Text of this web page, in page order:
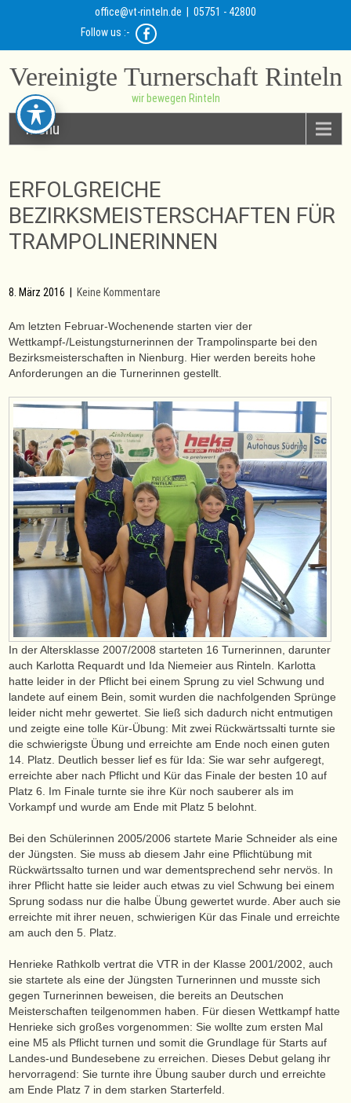
office@vt-rinteln.de | 05751 - 42800
Follow us :-
Vereinigte Turnerschaft Rinteln
wir bewegen Rinteln
Menu
ERFOLGREICHE
BEZIRKSMEISTERSCHAFTEN FÜR
TRAMPOLINERINNEN
8. März 2016 Keine Kommentare
Am letzten Februar-Wochenende starten vier der
Wettkampf-/Leistungsturnerinnen der Trampolinsparte bei den
Bezirksmeisterschaften in Nienburg. Hier werden bereits hohe
Anforderungen an die Turnerinnen gestellt.
In der Altersklasse 2007/2008 starteten 16 Turnerinnen, darunter
auch Karlotta Requardt und Ida Niemeier aus Rinteln. Karlotta
hatte leider in der Pflicht bei einem Sprung zu viel Schwung und
landete auf einem Bein, somit wurden die nachfolgenden Sprünge
leider nicht mehr gewertet. Sie ließ sich dadurch nicht entmutigen
und zeigte eine tolle Kür-Übung: Mit zwei Rückwärtssalti turnte sie
die schwierigste Übung und erreichte am Ende noch einen guten
14. Platz. Deutlich besser lief es für Ida: Sie war sehr aufgeregt,
erreichte aber nach Pflicht und Kür das Finale der besten 10 auf
Platz 6. Im Finale turnte sie ihre Kür noch sauberer als im
Vorkampf und wurde am Ende mit Platz 5 belohnt.
Bei den Schülerinnen 2005/2006 startete Marie Schneider als eine
der Jüngsten. Sie muss ab diesem Jahr eine Pflichtübung mit
Rückwärtssalto turnen und war dementsprechend sehr nervös. In
ihrer Pflicht hatte sie leider auch etwas zu viel Schwung bei einem
Sprung sodass nur die halbe Übung gewertet wurde. Aber auch sie
erreichte mit ihrer neuen, schwierigen Kür das Finale und erreichte
am auch den 5. Platz.
Henrieke Rathkolb vertrat die VTR in der Klasse 2001/2002, auch
sie startete als eine der Jüngsten Turnerinnen und musste sich
gegen Turnerinnen beweisen, die bereits an Deutschen
Meisterschaften teilgenommen haben. Für diesen Wettkampf hatte
Henrieke sich großes vorgenommen: Sie wollte zum ersten Mal
eine M5 als Pflicht turnen und somit die Grundlage für Starts auf
Landes-und Bundesebene zu erreichen. Dieses Debut gelang ihr
hervorragend: Sie turnte ihre Übung sauber durch und erreichte
am Ende Platz 7 in dem starken Starterfeld.